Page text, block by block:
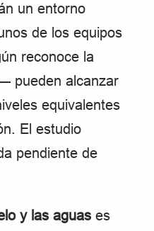
un entorno
de los equipos
reconoce la
pueden alcanzar
equivalentes
El estudio
pendiente de
y las aguases